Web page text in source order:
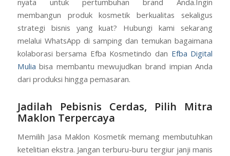
membangun produk kosmetik berkualitas sekaligus
strategi bisnis yang kuat? Hubungi kami sekarang
melalui WhatsApp di samping dan temukan bagaimana
kolaborasi bersama Efba Kosmetindo dan Efba Digital
Mulia bisa membantu mewujudkan brand impian Anda
dari produksi hingga pemasaran.
Jadilah Pebisnis Cerdas, Pilih Mitra
Maklon Terpercaya
Memilih Jasa Maklon Kosmetik memang membutuhkan
ketelitian ekstra. Jangan terburu-buru tergiur janji manis